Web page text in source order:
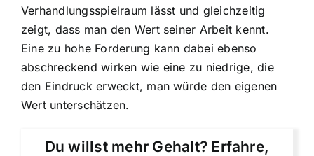
Verhandlungsspielraum lässt und gleichzeitig
zeigt, dass man den Wert seiner Arbeit kennt.
Eine zu hohe Forderung kann dabei ebenso
abschreckend wirken wie eine zu niedrige, die
den Eindruck erweckt, man würde den eigenen
Wert unterschätzen.
Du willst mehr Gehalt? Erfahre,